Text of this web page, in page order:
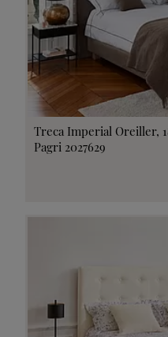
Treca Imperial Oreiller,
Pagri 2027629